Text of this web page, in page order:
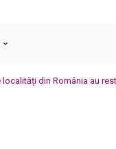
din România au